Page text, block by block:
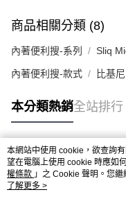
商品相關分類 (8)
內著便利搜-系列 Sliq
內著便利搜-款式 比基
本分類熱銷全站排行
熱門標籤
本網站中使用 cookie，欲查詢
望在電腦上使用 cookie 時應如
權條款 」之 Cookie 聲明。您
用條款之 Cookie 聲明使用
了解更多 >